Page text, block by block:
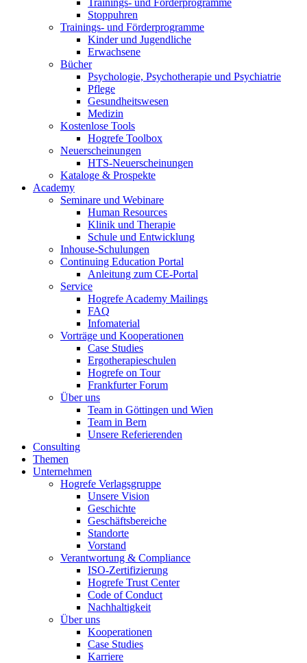
Trainings- und Förderprogramme
Stoppuhren
Trainings- und Förderprogramme
Kinder und Jugendliche
Erwachsene
Bücher
Psychologie, Psychotherapie und Psychiatrie
Pflege
Gesundheitswesen
Medizin
Kostenlose Tools
Hogrefe Toolbox
Neuerscheinungen
HTS-Neuerscheinungen
Kataloge & Prospekte
Academy
Seminare und Webinare
Human Resources
Klinik und Therapie
Schule und Entwicklung
Inhouse-Schulungen
Continuing Education Portal
Anleitung zum CE-Portal
Service
Hogrefe Academy Mailings
FAQ
Infomaterial
Vorträge und Kooperationen
Case Studies
Ergotherapieschulen
Hogrefe on Tour
Frankfurter Forum
Über uns
Team in Göttingen und Wien
Team in Bern
Unsere Referierenden
Consulting
Themen
Unternehmen
Hogrefe Verlagsgruppe
Unsere Vision
Geschichte
Geschäftsbereiche
Standorte
Vorstand
Verantwortung & Compliance
ISO-Zertifizierung
Hogrefe Trust Center
Code of Conduct
Nachhaltigkeit
Über uns
Kooperationen
Case Studies
Karriere